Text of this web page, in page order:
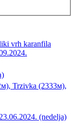
vrh karanfila
Trzivka (2333м),
(nedelja)